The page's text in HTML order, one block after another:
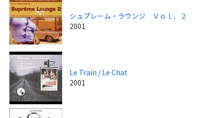
シュプレーム・ラウンジ Ｖｏｌ．２
2001
Le Train / Le Chat
2001